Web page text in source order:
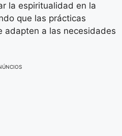
la espiritualidad en la
que las prácticas
adapten a las necesidades